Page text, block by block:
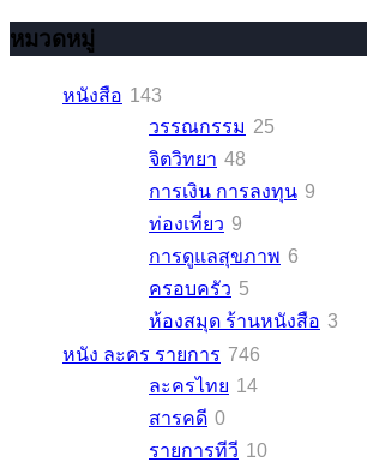
หมวดหมู่
หนังสือ 143
วรรณกรรม 25
จิตวิทยา 48
การเงิน การลงทุน 9
ท่องเที่ยว 9
การดูแลสุขภาพ 6
ครอบครัว 5
ห้องสมุด ร้านหนังสือ 3
หนัง ละคร รายการ 746
ละครไทย 14
สารคดี 0
รายการทีวี 10